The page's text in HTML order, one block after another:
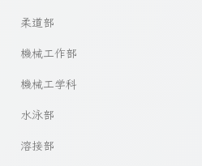
柔道部
機械工作部
機械工学科
水泳部
溶接部